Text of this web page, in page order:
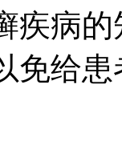
疾病
免给